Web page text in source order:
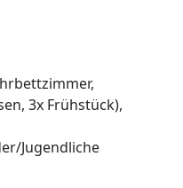
3x Frühstück),
Jugendliche